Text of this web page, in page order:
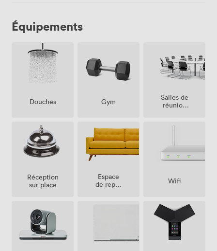
Équipements
Douches Gym
Salles de
réunion
Réception
sur place
Espace
de repos
Wifi